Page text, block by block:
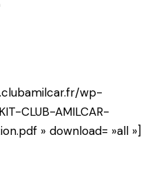
wp-
CLUB-AMILCAR-
» download= »all »]